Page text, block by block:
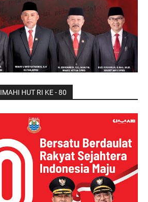
HUT RI KE - 80